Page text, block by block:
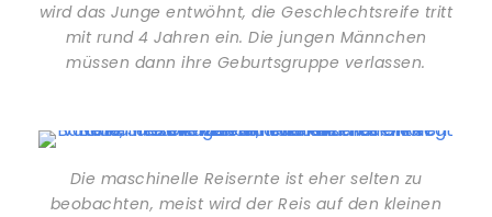
wird das Junge entwöhnt, die Geschlechtsreife tritt
mit rund 4 Jahren ein. Die jungen Männchen
müssen dann ihre Geburtsgruppe verlassen.
Die maschinelle Reisernte ist eher selten zu
beobachten, meist wird der Reis auf den kleinen